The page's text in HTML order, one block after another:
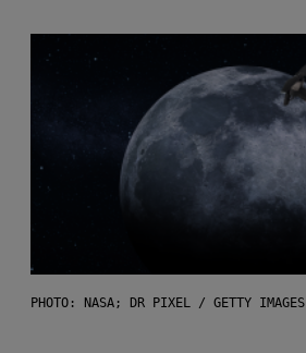
PHOTO: NASA; DR PIXEL / GETTY IMAGES